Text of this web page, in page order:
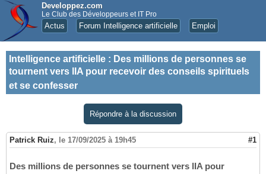
Developpez.com
Le Club des Développeurs et IT Pro
Actus Forum Intelligence artificielle Emploi
Intelligence artificielle : Des millions de personnes se
tournent vers lIA pour recevoir des conseils spirituels
et se confesser
Répondre à la discussion
Patrick Ruiz, le 17/09/2025 à 19h45 #1
Des millions de personnes se tournent vers lIA pour